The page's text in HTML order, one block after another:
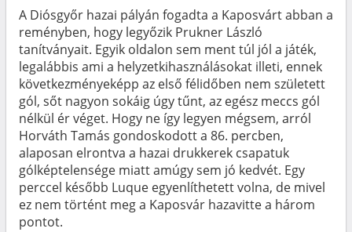
A Diósgyőr hazai pályán fogadta a Kaposvárt abban a
reményben, hogy legyőzik Prukner László
tanítványait. Egyik oldalon sem ment túl jól a játék,
legalábbis ami a helyzetkihasználásokat illeti, ennek
következményeképp az első félidőben nem született
gól, sőt nagyon sokáig úgy tűnt, az egész meccs gól
nélkül ér véget. Hogy ne így legyen mégsem, arról
Horváth Tamás gondoskodott a 86. percben,
alaposan elrontva a hazai drukkerek csapatuk
gólképtelensége miatt amúgy sem jó kedvét. Egy
perccel később Luque egyenlíthetett volna, de mivel
ez nem történt meg a Kaposvár hazavitte a három
pontot.